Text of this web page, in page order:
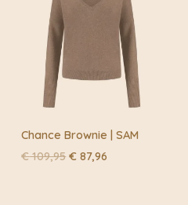
Chance Brownie | SAM
€109,95 Oorspronkelijke
€ 87,96